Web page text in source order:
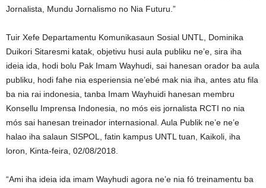
Jornalista, Mundu Jornalismo no Nia Futuru.”
Tuir Xefe Departamentu Komunikasaun Sosial UNTL, Dominika
Duikori Sitaresmi katak, objetivu husi aula publiku ne’e, sira iha
ideia ida, hodi bolu Pak Imam Wayhudi, sai hanesan orador ba aula
publiku, hodi fahe nia esperiensia ne’ebé mak nia iha, antes atu fila
ba nia rai indonesia, tanba Imam Wayhuidi hanesan membru
Konsellu Imprensa Indonesia, no mós eis jornalista RCTI no nia
mós sai hanesan treinador internasional. Aula Publik ne’e ne’e
halao iha salaun SISPOL, fatin kampus UNTL tuan, Kaikoli, iha
loron, Kinta-feira, 02/08/2018.
“Ami iha ideia ida imam Wayhudi agora ne’e nia fó treinamentu ba